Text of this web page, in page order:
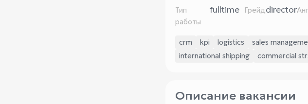
Тип
работы
fulltime Грейдdirector
crm kpi logistics sales
international shipping
commercial
Описание вакансии